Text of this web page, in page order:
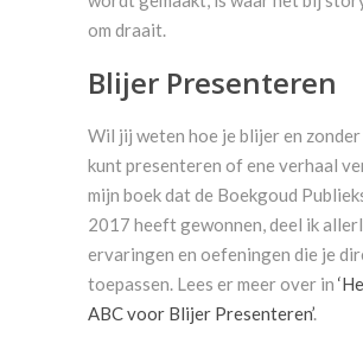
om draait.
Blijer Presenteren
Wil jij weten hoe je blijer en
kunt presenteren of ene verhaal
mijn boek dat de Boekgoud
2017 heeft gewonnen, deel ik
ervaringen en oefeningen die je
toepassen. Lees er meer over in
ABC voor Blijer Presenteren’.